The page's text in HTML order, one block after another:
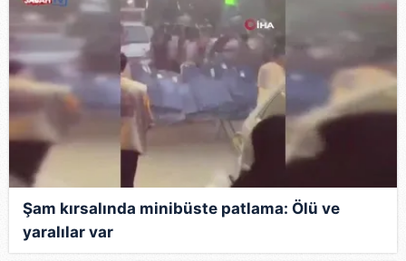
Şam kırsalında minibüste patlama: Ölü ve
yaralılar var